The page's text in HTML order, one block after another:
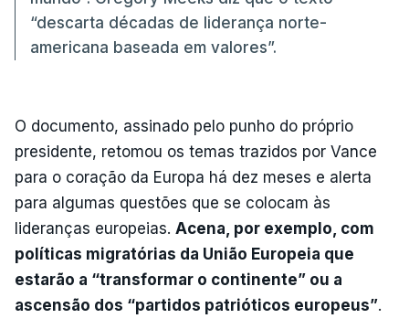
“descarta décadas de liderança norte-
americana baseada em valores”.
O documento, assinado pelo punho do próprio
presidente, retomou os temas trazidos por Vance
para o coração da Europa há dez meses e alerta
para algumas questões que se colocam às
lideranças europeias. Acena, por exemplo, com
políticas migratórias da União Europeia que
estarão a “transformar o continente” ou a
ascensão dos “partidos patrióticos europeus”.